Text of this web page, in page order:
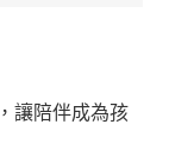
讓陪伴成為孩